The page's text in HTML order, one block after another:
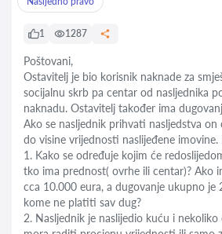
1 1287
Poštovani,
Ostavitelj je bio korisnik naknade za
socijalnu skrb pa centar od nasljednika
naknadu. Ostavitelj također ima
Ako se nasljednik prihvati nasljedstva on
do visine vrijednosti naslijeđene
1. Kako se određuje kojim će
tko ima prednost( ovrhe ili centar)? Ako
cca 10.000 eura, a dugovanje ukupno je
kome ne platiti sav dug?
2. Nasljednik je naslijedio kuću i nekoliko